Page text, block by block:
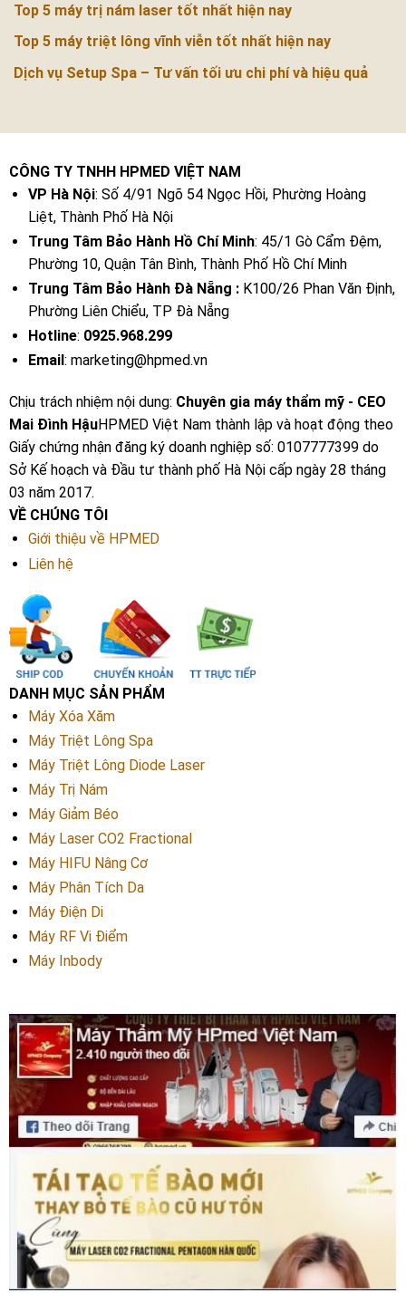
Top 5 máy trị nám laser tốt nhất hiện nay
Top 5 máy triệt lông vĩnh viễn tốt nhất hiện nay
Dịch vụ Setup Spa – Tư vấn tối ưu chi phí và hiệu quả
CÔNG TY TNHH HPMED VIỆT NAM
VP Hà Nội: Số 4/91 Ngõ 54 Ngọc Hồi, Phường Hoàng
Liệt, Thành Phố Hà Nội
Trung Tâm Bảo Hành Hồ Chí Minh: 45/1 Gò Cẩm Đệm,
Phường 10, Quận Tân Bình, Thành Phố Hồ Chí Minh
Trung Tâm Bảo Hành Đà Nẵng :K100/26 Phan Văn Định,
Phường Liên Chiểu, TP Đà Nẵng
Hotline: 0925.968.299
Email: marketing@hpmed.vn
Chịu trách nhiệm nội dung: Chuyên gia máy thẩm mỹ - CEO
Mai Đình HậuHPMED Việt Nam thành lập và hoạt động theo
Giấy chứng nhận đăng ký doanh nghiệp số: 0107777399 do
Sở Kế hoạch và Đầu tư thành phố Hà Nội cấp ngày 28 tháng
03 năm 2017.
VỀ CHÚNG TÔI
Giới thiệu về HPMED
Liên hệ
DANH MỤC SẢN PHẨM
Máy Xóa Xăm
Máy Triệt Lông Spa
Máy Triệt Lông Diode Laser
Máy Trị Nám
Máy Giảm Béo
Máy Laser CO2 Fractional
Máy HIFU Nâng Cơ
Máy Phân Tích Da
Máy Điện Di
Máy RF Vi Điểm
Máy Inbody